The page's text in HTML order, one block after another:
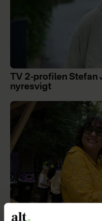
TV 2-profilen Stefan
nyresvigt